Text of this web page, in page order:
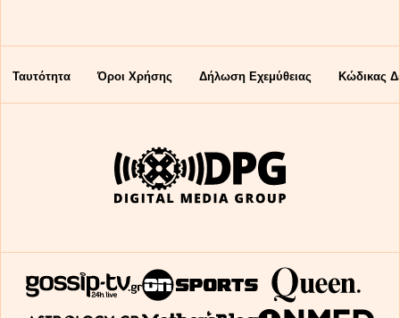
Ταυτότητα Όροι Χρήσης Δήλωση Εχεμύθειας Κώδικας